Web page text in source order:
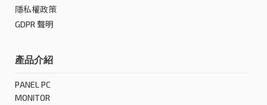
隱私權政策
GDPR 聲明
產品介紹
PANEL PC
MONITOR